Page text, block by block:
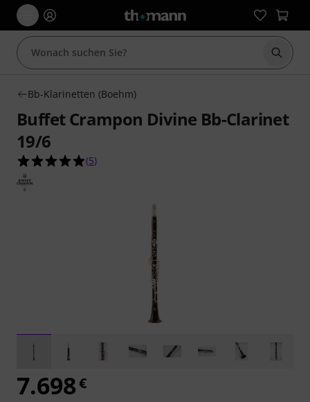
Suche
Bb-Klarinetten (Boehm)
Buffet Crampon Divine Bb-Clarinet
19/6
5.0 von 5 Sternen aus 5 Kundenbewertungen
(5)
7.698€